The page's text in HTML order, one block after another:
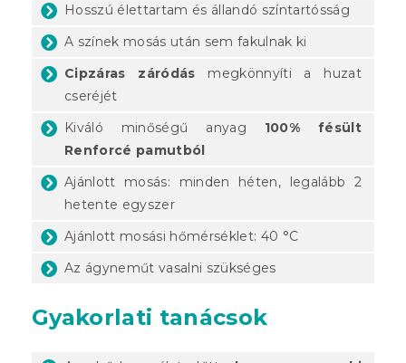
Hosszú élettartam és állandó színtartósság
A színek mosás után sem fakulnak ki
Cipzáras záródás megkönnyíti a huzat
cseréjét
Kiváló minőségű anyag 100% fésült
Renforcé pamutból
Ajánlott mosás: minden héten, legalább 2
hetente egyszer
Ajánlott mosási hőmérséklet: 40 °C
Az ágyneműt vasalni szükséges
Gyakorlati tanácsok